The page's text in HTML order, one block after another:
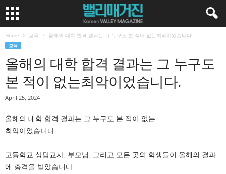
Home 교육 올해의 대학 합격 결과는 그 누구도 본 적이 없는최악이었습니다.
교육
올해의 대학 합격 결과는 그 누구도
본 적이 없는최악이었습니다.
April 25, 2024
올해의 대학 합격 결과는 그 누구도 본 적이 없는
최악이었습니다.
고등학교 상담교사, 부모님, 그리고 모든 곳의 학생들이 올해의 결과
에 충격을 받았습니다.